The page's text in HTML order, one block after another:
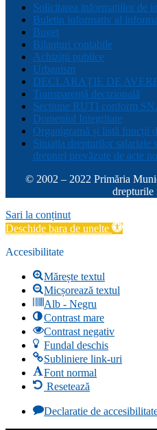
Solicitarea informațiilor de
Buletin informativ al
Buget
Bilanțuri contabile
Achiziții publice
Urbanism
DECLARAȚIE DE
Transparență decizională
Sectiune RUTI conform
Domeniul Integritate
Organigramă și listă funcții
Situația drepturilor
drepturi prevăzute de acte
© 2002 – 2022 Primăria
drepturile
Sari la conținut
Deschide bara de unelte
Accesibilitate
Mărește textul
Micșorează textul
Alb - Negru
Contrast mare
Contrast negativ
Fundal deschis
Subliniere link-uri
Font normal
Resetează
Declaratie de